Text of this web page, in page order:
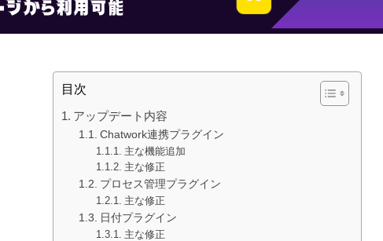
目次
アップデート内容
Chatwork連携プラグイン
主な機能追加
主な修正
プロセス管理プラグイン
主な修正
日付プラグイン
主な修正